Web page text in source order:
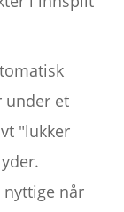
under et
"lukker
når